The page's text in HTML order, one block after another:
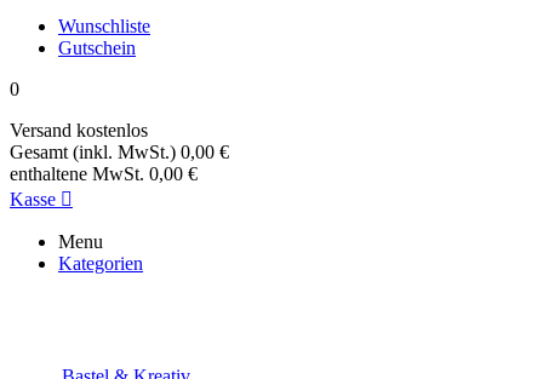
Wunschliste
Gutschein
0
Versand kostenlos
Gesamt (inkl. MwSt.) 0,00 €
enthaltene MwSt. 0,00 €
Kasse 
Menu
Kategorien